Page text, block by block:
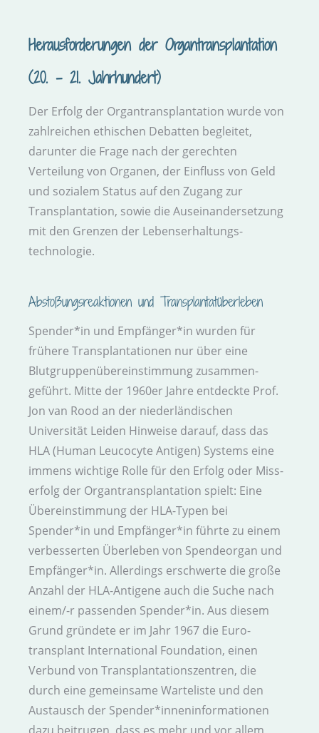
Heraus­forderungen der Organ­transplantation
(20. – 21. Jahrhundert)
Der Erfolg der Organ­transplantation wurde von
zahlreichen ethischen Debatten begleitet,
darunter die Frage nach der gerechten
Verteilung von Organen, der Ein­fluss von Geld
und sozialem Status auf den Zu­gang zur
Transplantation, sowie die Auseinander­setzung
mit den Grenzen der Lebenserhaltungs­
technologie.
Abstoßungs­reaktionen und Transplantat­überleben
Spender*in und Empfänger*in wurden für
frühere Trans­plantationen nur über eine
Blutgruppen­übereinstimmung zusammen­
geführt. Mitte der 1960er Jahre entdeckte Prof.
Jon van Rood an der nieder­ländischen
Universität Leiden Hinweise darauf, dass das
HLA (Human Leucocyte Antigen) Systems eine
immens wichtige Rolle für den Erfolg oder Miss­
erfolg der Organ­transplantation spielt: Eine
Über­einstimmung der HLA-Typen bei
Spender*in und Empfänger*in führte zu einem
ver­besserten Über­leben von Spende­organ und
Empfänger*in. Allerdings erschwerte die große
Anzahl der HLA-Antigene auch die Suche nach
einem/-r passenden Spender*in. Aus diesem
Grund gründete er im Jahr 1967 die Euro­
transplant Inter­national Foundation, einen
Verbund von Transplantations­zentren, die
durch eine gemeinsame Warte­liste und den
Austausch der Spender*innen­informationen